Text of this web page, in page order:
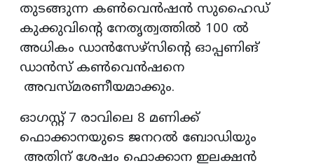
തുടങ്ങുന്ന കണ്‍വെന്‍ഷന്‍ സുഹൈഡ്
കുക്കുവിന്റെ നേതൃത്വത്തില്‍ 100 ല്‍
അധികം ഡാന്‍സേഴ്സിന്റെ ഓപ്പണിങ്
ഡാന്‍സ് കണ്‍വെന്‍ഷനെ
അവസ്മരണീയമാക്കും.
ഓഗസ്റ്റ് 7 രാവിലെ 8 മണിക്ക്
ഫൊക്കാനയുടെ ജനറല്‍ ബോഡിയും
അതിന് ശേഷം ഫൊക്കാന ഇലക്ഷന്‍